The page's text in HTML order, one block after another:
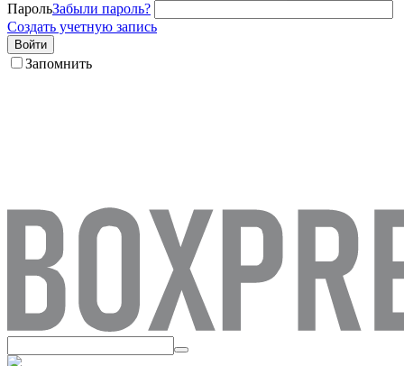
ПарольЗабыли пароль?
Создать учетную запись
Войти
Запомнить